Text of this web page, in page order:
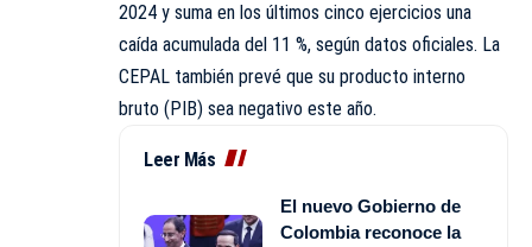
2024 y suma en los últimos cinco ejercicios una
caída acumulada del 11 %, según datos oficiales. La
CEPAL también prevé que su producto interno
bruto (PIB) sea negativo este año.
Leer Más
El nuevo Gobierno de
Colombia reconoce la